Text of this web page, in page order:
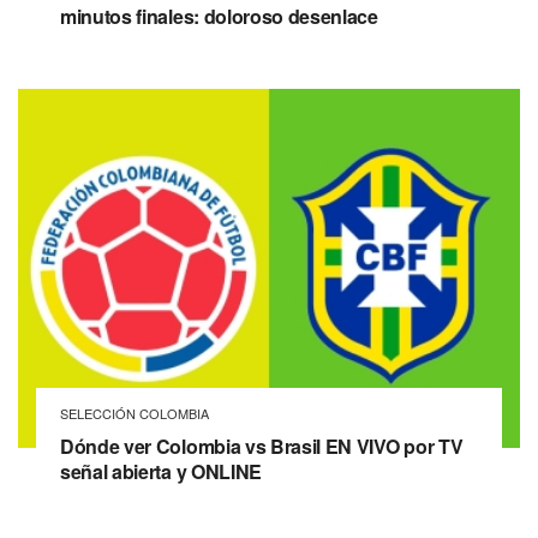
minutos finales: doloroso desenlace
SELECCIÓN COLOMBIA
Dónde ver Colombia vs Brasil EN VIVO por TV
señal abierta y ONLINE